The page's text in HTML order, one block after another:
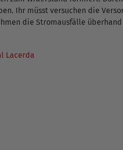
Ihr müsst versuchen die
die Stromausfälle
Lacerda